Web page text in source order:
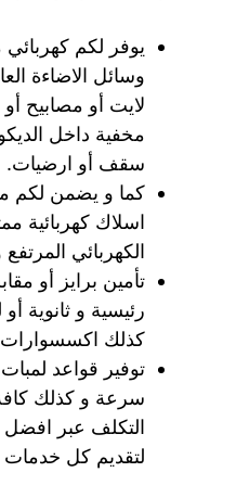
يوفر لكم كهربائي
وسائل الاضاءة
لايت أو مصابيح أو
مخفية داخل
سقف أو ارضيات.
كما و يضمن لكم
اسلاك كهربائية
الكهربائي
تأمين برايز أو
رئيسية و ثانوية
كذلك اكسسوارات
توفير قواعد
سرعة و كذلك
التكلف عبر افضل
لتقديم كل خدمات